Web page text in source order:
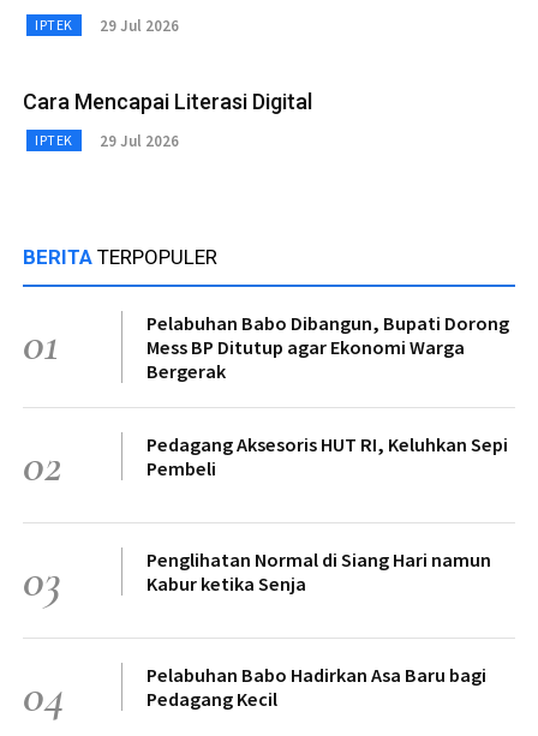
IPTEK 29 Jul 2026
Cara Mencapai Literasi Digital
IPTEK 29 Jul 2026
BERITA TERPOPULER
01
Pelabuhan Babo Dibangun, Bupati Dorong
Mess BP Ditutup agar Ekonomi Warga
Bergerak
02
Pedagang Aksesoris HUT RI, Keluhkan Sepi
Pembeli
03
Penglihatan Normal di Siang Hari namun
Kabur ketika Senja
04
Pelabuhan Babo Hadirkan Asa Baru bagi
Pedagang Kecil